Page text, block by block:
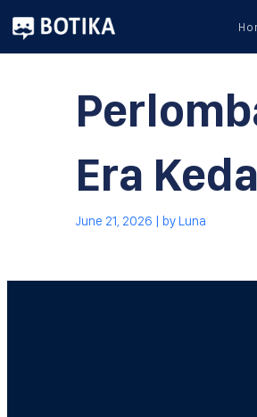
Era
June 21, 2026 | byLuna